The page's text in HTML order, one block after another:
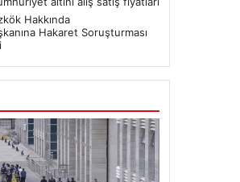
Hakkında
Hakaret Soruşturması